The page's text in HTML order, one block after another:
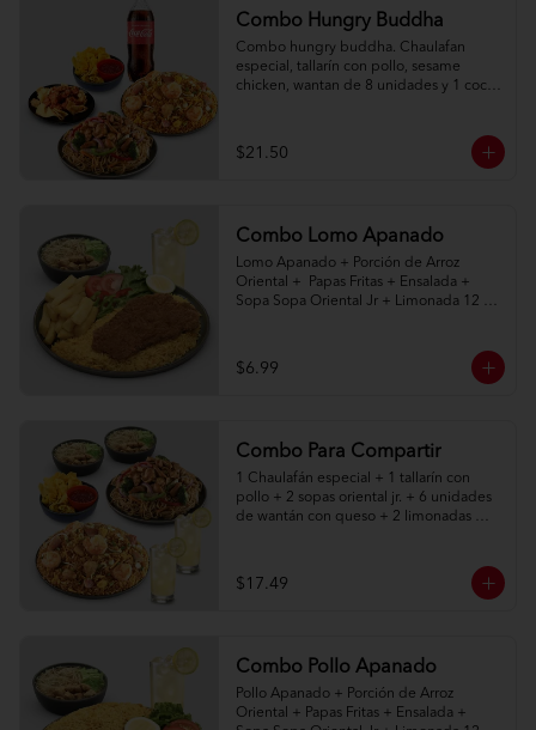
Combo Hungry Buddha
Combo hungry buddha. Chaulafan
especial, tallarín con pollo, sesame
chicken, wantan de 8 unidades y 1 coca
$21.50
Combo Lomo Apanado
Lomo Apanado + Porción de Arroz
Oriental +  Papas Fritas + Ensalada +
Sopa Sopa Oriental Jr + Limonada 12
$6.99
Combo Para Compartir
1 Chaulafán especial + 1 tallarín con
pollo + 2 sopas oriental jr. + 6 unidades
de wantán con queso + 2 limonadas
$17.49
Combo Pollo Apanado
Pollo Apanado + Porción de Arroz
Oriental + Papas Fritas + Ensalada +